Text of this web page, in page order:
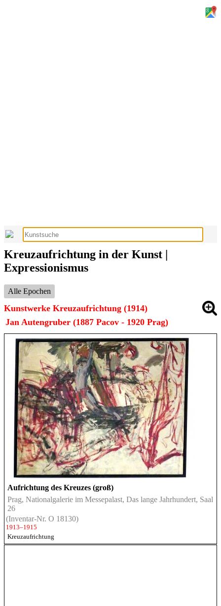
Kreuzaufrichtung in der Kunst |
Expressionismus
Alle Epochen
Kunstwerke Kreuzaufrichtung (1914)
Jan Autengruber (1887 Pacov - 1920 Prag)
Aufrichtung des Kreuzes (groß)
Prag, Nationalgalerie im Messepalast, Das lange Jahrhundert, Saal
26
(Inventar-Nr. O 18130)
1913–1915
Kreuzaufrichtung